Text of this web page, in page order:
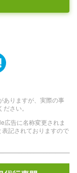
ありますが、実際の事
さい。
広告に名称変更されま
記されておりますので